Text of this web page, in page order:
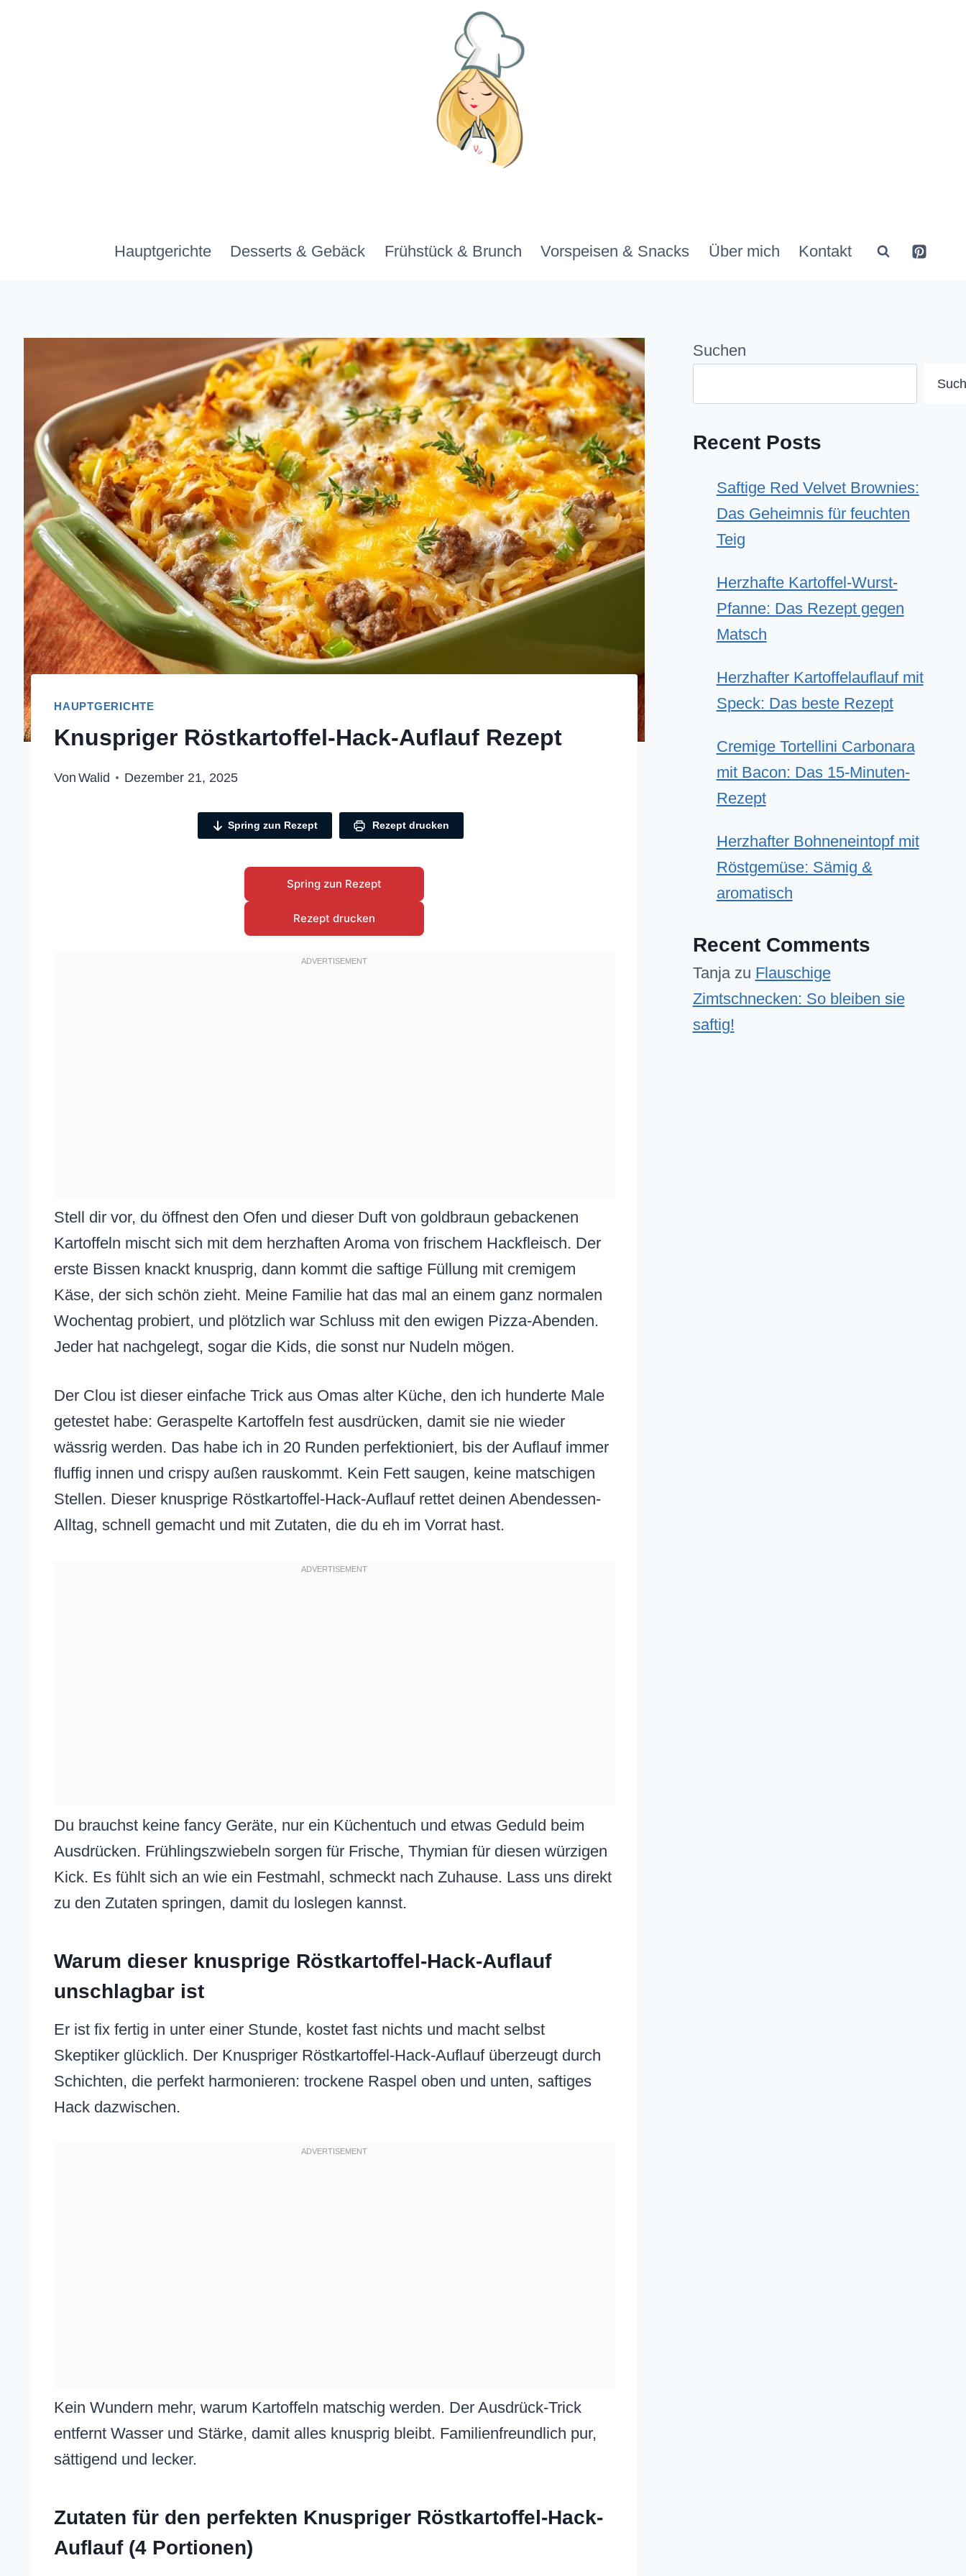
Hauptgerichte Desserts & Gebäck Frühstück & Brunch Vorspeisen & Snacks Über mich Kontakt
HAUPTGERICHTE
Knuspriger Röstkartoffel-Hack-Auflauf Rezept
Von Walid Dezember 21, 2025
Spring zun Rezept Rezept drucken
Spring zun Rezept
Rezept drucken
Stell dir vor, du öffnest den Ofen und dieser Duft von goldbraun gebackenen
Kartoffeln mischt sich mit dem herzhaften Aroma von frischem Hackfleisch. Der
erste Bissen knackt knusprig, dann kommt die saftige Füllung mit cremigem
Käse, der sich schön zieht. Meine Familie hat das mal an einem ganz normalen
Wochentag probiert, und plötzlich war Schluss mit den ewigen Pizza-Abenden.
Jeder hat nachgelegt, sogar die Kids, die sonst nur Nudeln mögen.
Der Clou ist dieser einfache Trick aus Omas alter Küche, den ich hunderte Male
getestet habe: Geraspelte Kartoffeln fest ausdrücken, damit sie nie wieder
wässrig werden. Das habe ich in 20 Runden perfektioniert, bis der Auflauf immer
fluffig innen und crispy außen rauskommt. Kein Fett saugen, keine matschigen
Stellen. Dieser knusprige Röstkartoffel-Hack-Auflauf rettet deinen Abendessen-
Alltag, schnell gemacht und mit Zutaten, die du eh im Vorrat hast.
Du brauchst keine fancy Geräte, nur ein Küchentuch und etwas Geduld beim
Ausdrücken. Frühlingszwiebeln sorgen für Frische, Thymian für diesen würzigen
Kick. Es fühlt sich an wie ein Festmahl, schmeckt nach Zuhause. Lass uns direkt
zu den Zutaten springen, damit du loslegen kannst.
Warum dieser knusprige Röstkartoffel-Hack-Auflauf
unschlagbar ist
Er ist fix fertig in unter einer Stunde, kostet fast nichts und macht selbst
Skeptiker glücklich. Der Knuspriger Röstkartoffel-Hack-Auflauf überzeugt durch
Schichten, die perfekt harmonieren: trockene Raspel oben und unten, saftiges
Hack dazwischen.
Kein Wundern mehr, warum Kartoffeln matschig werden. Der Ausdrück-Trick
entfernt Wasser und Stärke, damit alles knusprig bleibt. Familienfreundlich pur,
sättigend und lecker.
Zutaten für den perfekten Knuspriger Röstkartoffel-Hack-
Auflauf (4 Portionen)
Suchen
Recent Posts
Saftige Red Velvet Brownies:
Das Geheimnis für feuchten
Teig
Herzhafte Kartoffel-Wurst-
Pfanne: Das Rezept gegen
Matsch
Herzhafter Kartoffelauflauf mit
Speck: Das beste Rezept
Cremige Tortellini Carbonara
mit Bacon: Das 15-Minuten-
Rezept
Herzhafter Bohneneintopf mit
Röstgemüse: Sämig &
aromatisch
Recent Comments
Tanjazu Flauschige
Zimtschnecken: So bleiben sie
saftig!